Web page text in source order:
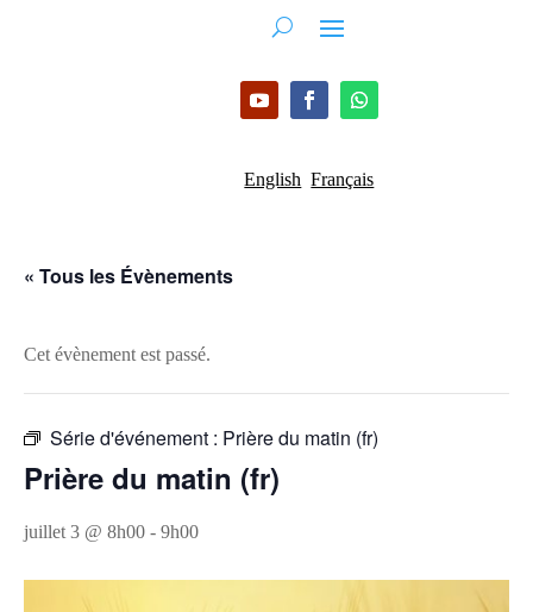
English Français
« Tous les Évènements
Cet évènement est passé.
Série d'événement : Prière du matin (fr)
Prière du matin (fr)
juillet 3 @ 8h00 - 9h00